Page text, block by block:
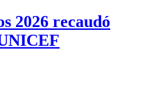
2026 recaudó